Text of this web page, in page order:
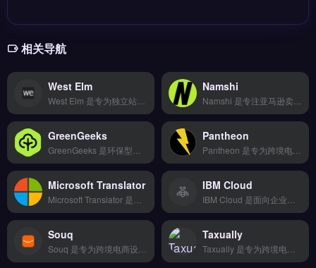
相关导航
West Elm Namshi
GreenGeeks Pantheon
Microsoft Translator IBM Cloud
Souq Taxually